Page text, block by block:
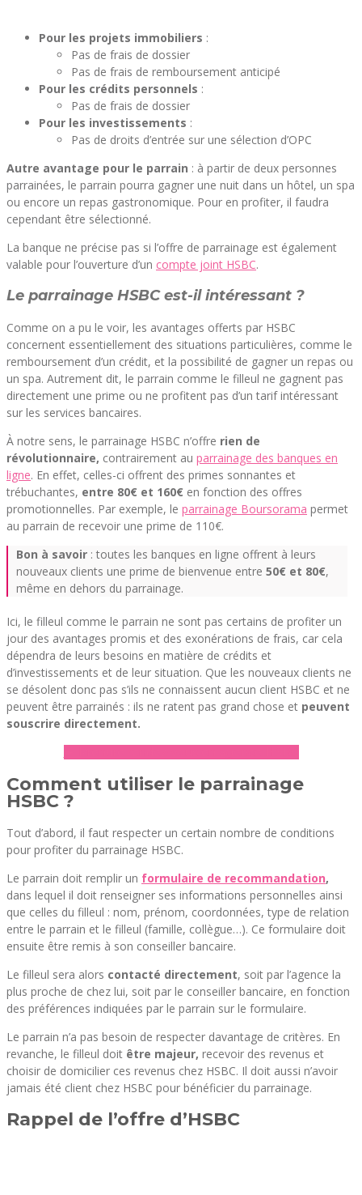
Pour les projets immobiliers :
Pas de frais de dossier
Pas de frais de remboursement anticipé
Pour les crédits personnels :
Pas de frais de dossier
Pour les investissements :
Pas de droits d’entrée sur une sélection d’OPC
Autre avantage pour le parrain : à partir de deux personnes
parrainées, le parrain pourra gagner une nuit dans un hôtel, un spa
ou encore un repas gastronomique. Pour en profiter, il faudra
cependant être sélectionné.
La banque ne précise pas si l’offre de parrainage est également
valable pour l’ouverture d’un compte joint HSBC.
Le parrainage HSBC est-il intéressant ?
Comme on a pu le voir, les avantages offerts par HSBC
concernent essentiellement des situations particulières, comme le
remboursement d’un crédit, et la possibilité de gagner un repas ou
un spa. Autrement dit, le parrain comme le filleul ne gagnent pas
directement une prime ou ne profitent pas d’un tarif intéressant
sur les services bancaires.
À notre sens, le parrainage HSBC n’offre rien de
révolutionnaire, contrairement au parrainage des banques en
ligne. En effet, celles-ci offrent des primes sonnantes et
trébuchantes, entre 80€ et 160€ en fonction des offres
promotionnelles. Par exemple, le parrainage Boursorama permet
au parrain de recevoir une prime de 110€.
Bon à savoir : toutes les banques en ligne offrent à leurs
nouveaux clients une prime de bienvenue entre 50€ et 80€,
même en dehors du parrainage.
Ici, le filleul comme le parrain ne sont pas certains de profiter un
jour des avantages promis et des exonérations de frais, car cela
dépendra de leurs besoins en matière de crédits et
d’investissements et de leur situation. Que les nouveaux clients ne
se désolent donc pas s’ils ne connaissent aucun client HSBC et ne
peuvent être parrainés : ils ne ratent pas grand chose et peuvent
souscrire directement.
Comment utiliser le parrainage
HSBC ?
Tout d’abord, il faut respecter un certain nombre de conditions
pour profiter du parrainage HSBC.
Le parrain doit remplir un formulaire de recommandation,
dans lequel il doit renseigner ses informations personnelles ainsi
que celles du filleul : nom, prénom, coordonnées, type de relation
entre le parrain et le filleul (famille, collègue…). Ce formulaire doit
ensuite être remis à son conseiller bancaire.
Le filleul sera alors contacté directement, soit par l’agence la
plus proche de chez lui, soit par le conseiller bancaire, en fonction
des préférences indiquées par le parrain sur le formulaire.
Le parrain n’a pas besoin de respecter davantage de critères. En
revanche, le filleul doit être majeur, recevoir des revenus et
choisir de domicilier ces revenus chez HSBC. Il doit aussi n’avoir
jamais été client chez HSBC pour bénéficier du parrainage.
Rappel de l’offre d’HSBC